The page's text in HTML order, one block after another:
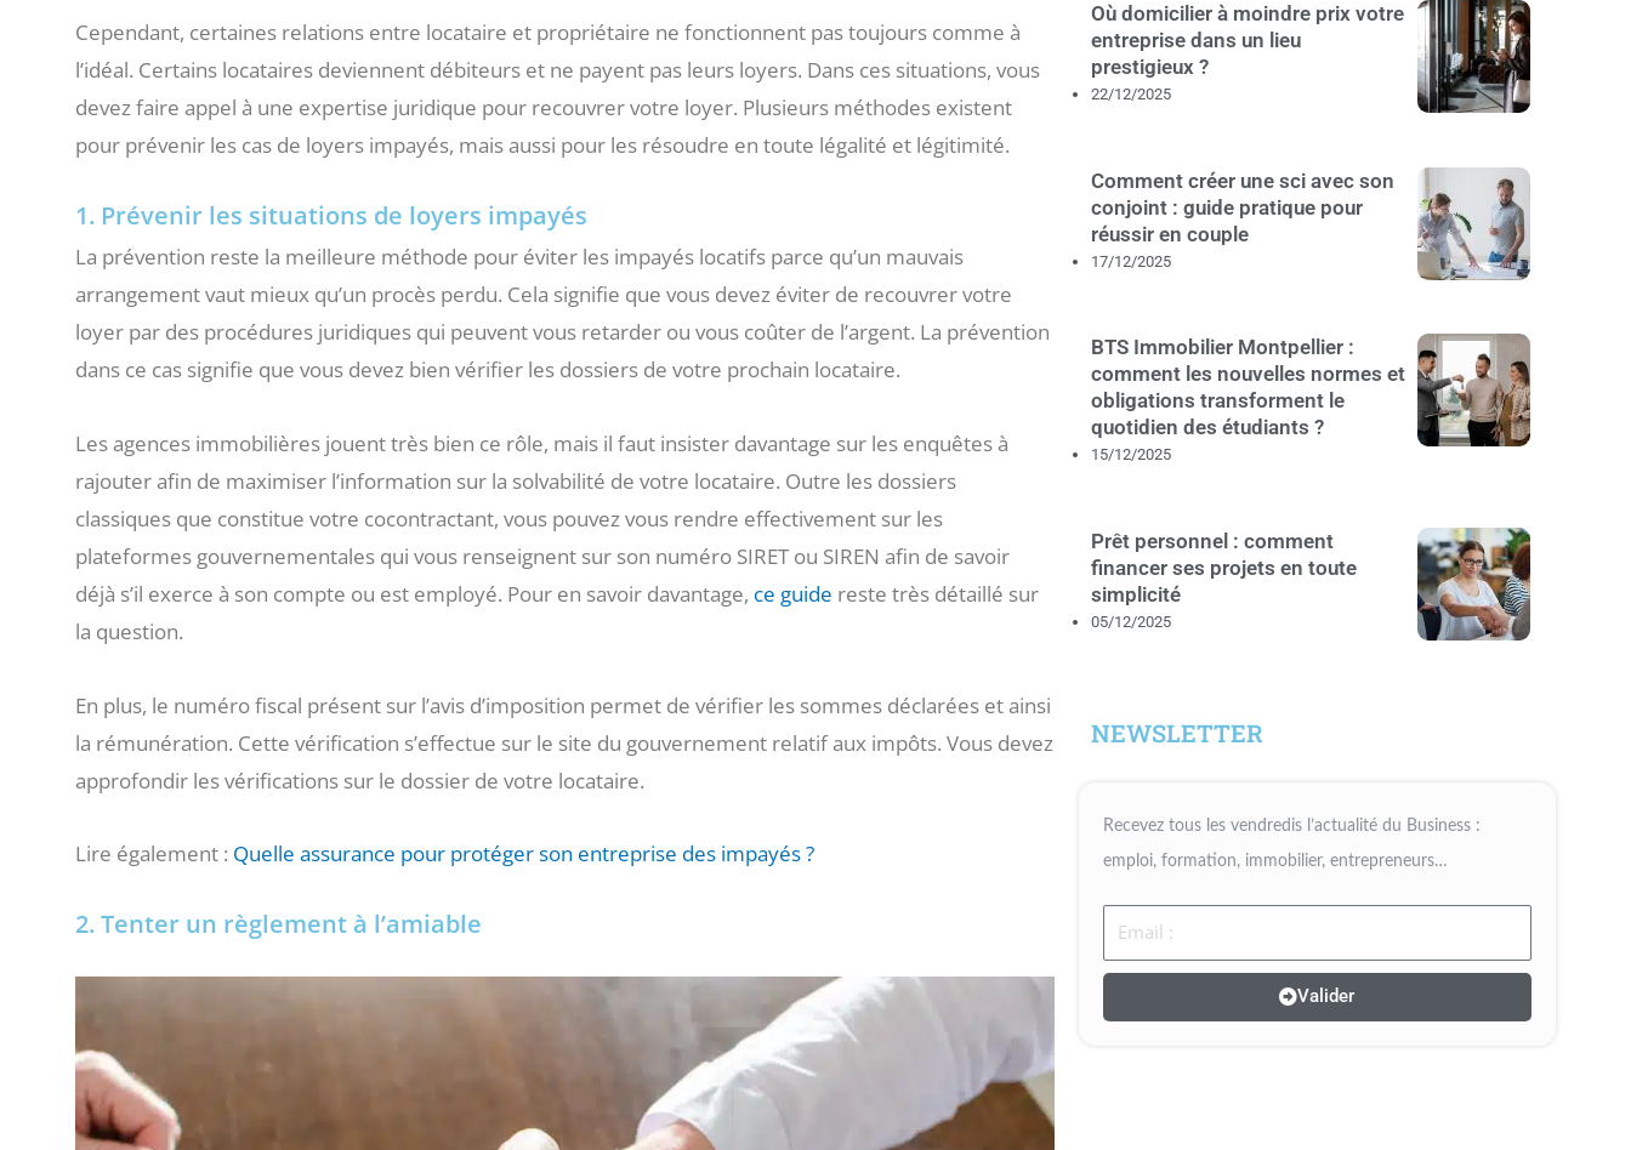
Cependant, certaines relations entre locataire et propriétaire ne fonctionnent pas toujours comme à
l’idéal. Certains locataires deviennent débiteurs et ne payent pas leurs loyers. Dans ces situations, vous
devez faire appel à une expertise juridique pour recouvrer votre loyer. Plusieurs méthodes existent
pour prévenir les cas de loyers impayés, mais aussi pour les résoudre en toute légalité et légitimité.
1. Prévenir les situations de loyers impayés
La prévention reste la meilleure méthode pour éviter les impayés locatifs parce qu’un mauvais
arrangement vaut mieux qu’un procès perdu. Cela signifie que vous devez éviter de recouvrer votre
loyer par des procédures juridiques qui peuvent vous retarder ou vous coûter de l’argent. La prévention
dans ce cas signifie que vous devez bien vérifier les dossiers de votre prochain locataire.
Les agences immobilières jouent très bien ce rôle, mais il faut insister davantage sur les enquêtes à
rajouter afin de maximiser l’information sur la solvabilité de votre locataire. Outre les dossiers
classiques que constitue votre cocontractant, vous pouvez vous rendre effectivement sur les
plateformes gouvernementales qui vous renseignent sur son numéro SIRET ou SIREN afin de savoir
déjà s’il exerce à son compte ou est employé. Pour en savoir davantage, ce guide reste très détaillé sur
la question.
En plus, le numéro fiscal présent sur l’avis d’imposition permet de vérifier les sommes déclarées et ainsi
la rémunération. Cette vérification s’effectue sur le site du gouvernement relatif aux impôts. Vous devez
approfondir les vérifications sur le dossier de votre locataire.
Lire également : Quelle assurance pour protéger son entreprise des impayés ?
2. Tenter un règlement à l’amiable
Où domicilier à moindre prix votre
entreprise dans un lieu
prestigieux ?
22/12/2025
Comment créer une sci avec son
conjoint : guide pratique pour
réussir en couple
17/12/2025
BTS Immobilier Montpellier :
comment les nouvelles normes et
obligations transforment le
quotidien des étudiants ?
15/12/2025
Prêt personnel : comment
financer ses projets en toute
simplicité
05/12/2025
NEWSLETTER
Recevez tous les vendredis l’actualité du Business :
emploi, formation, immobilier, entrepreneurs…
Email
Valider